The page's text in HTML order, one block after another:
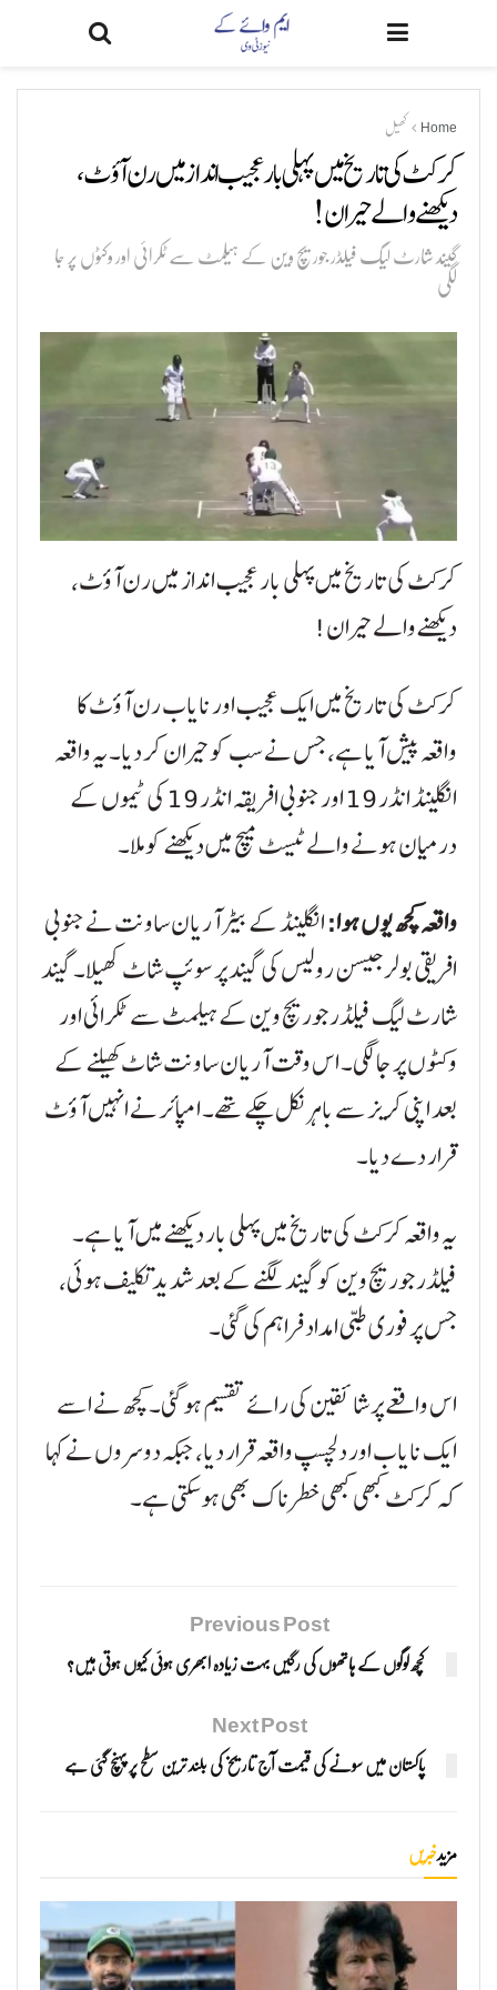
Home کھیل
کرکٹ کی تاریخ میں پہلی بار عجیب انداز میں رن آؤٹ،
دیکھنے والے حیران!
گیند شارٹ لیگ فیلڈر جوریچ وین کے ہیلمٹ سے ٹکرائی اور وکٹوں پر جا
لگی
کرکٹ کی تاریخ میں پہلی بار عجیب انداز میں رن آؤٹ،
دیکھنے والے حیران!
کرکٹ کی تاریخ میں ایک عجیب اور نایاب رن آؤٹ کا
واقعہ پیش آیا ہے، جس نے سب کو حیران کر دیا۔ یہ واقعہ
انگلینڈ انڈر 19 اور جنوبی افریقہ انڈر 19 کی ٹیموں کے
درمیان ہونے والے ٹیسٹ میچ میں دیکھنے کو ملا۔
واقعہ کچھ یوں ہوا:انگلینڈ کے بیٹر آریان ساونت نے جنوبی
افریقی بولر جیسن رولیس کی گیند پر سوئپ شاٹ کھیلا۔ گیند
شارٹ لیگ فیلڈر جوریچ وین کے ہیلمٹ سے ٹکرائی اور
وکٹوں پر جا لگی۔ اس وقت آریان ساونت شاٹ کھیلنے کے
بعد اپنی کریز سے باہر نکل چکے تھے۔ امپائر نے انہیں آؤٹ
قرار دے دیا۔
یہ واقعہ کرکٹ کی تاریخ میں پہلی بار دیکھنے میں آیا ہے۔
فیلڈر جوریچ وین کو گیند لگنے کے بعد شدید تکلیف ہوئی،
جس پر فوری طبی امداد فراہم کی گئی۔
اس واقعے پر شائقین کی رائے تقسیم ہو گئی۔ کچھ نے اسے
ایک نایاب اور دلچسپ واقعہ قرار دیا، جبکہ دوسروں نے کہا
کہ کرکٹ کبھی کبھی خطرناک بھی ہو سکتی ہے۔
Previous Post
کچھ لوگوں کے ہاتھوں کی رگیں بہت زیادہ ابھری ہوئی کیوں ہوتی ہیں؟
Next Post
پاکستان میں سونے کی قیمت آج تاریخ کی بلند ترین سطح پر پہنچ گئی ہے
مزیدخبریں